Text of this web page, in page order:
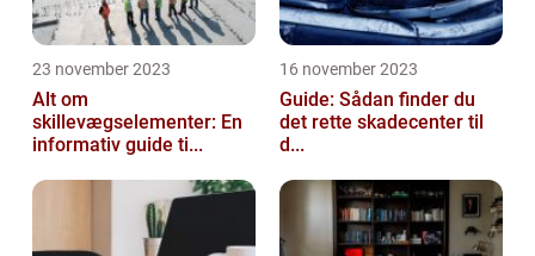
23 november 2023
Alt om
skillevægselementer: En
informativ guide ti...
16 november 2023
Guide: Sådan finder du
det rette skadecenter til
d...